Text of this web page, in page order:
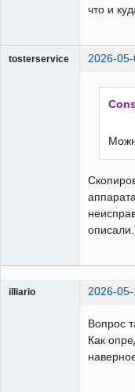
что и
tosterservice 2026-
illiario 2026-
Вопрос
Как